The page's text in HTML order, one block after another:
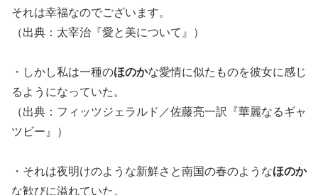
それは幸福なのでございます。
（出典：太宰治『愛と美について』）
・しかし私は一種のほのかな愛情に似たものを彼女に感じ
るようになっていた。
（出典：フィッツジェラルド／佐藤亮一訳『華麗なるギャ
ツビー』）
・それは夜明けのような新鮮さと南国の春のようなほのか
な歓びに溢れていた。